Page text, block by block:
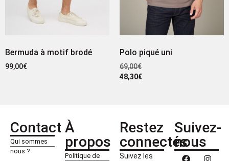
Bermuda à motif brodé
99,00€
Polo piqué uni
69,00€
48,30€
Contact
Qui sommes
nous ?
À
propos
Politique de
Restez
connectés
Suivez les
Suivez-
nous